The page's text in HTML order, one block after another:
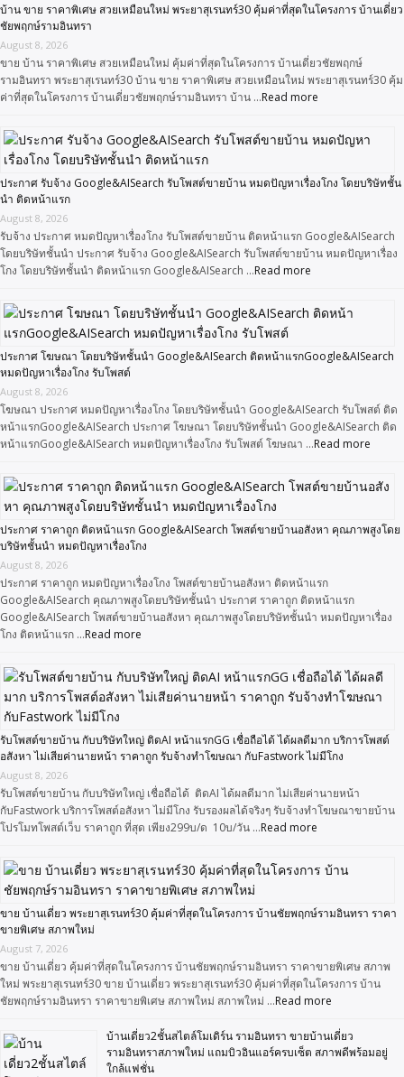
บ้าน ขาย ราคาพิเศษ สวยเหมือนใหม่ พระยาสุเรนทร์30 คุ้มค่าที่สุดในโครงการ บ้านเดี่ยว
ชัยพฤกษ์รามอินทรา
August 8, 2026
ขาย บ้าน ราคาพิเศษ สวยเหมือนใหม่ คุ้มค่าที่สุดในโครงการ บ้านเดี่ยวชัยพฤกษ์
รามอินทรา พระยาสุเรนทร์30 บ้าน ขาย ราคาพิเศษ สวยเหมือนใหม่ พระยาสุเรนทร์30 คุ้ม
ค่าที่สุดในโครงการ บ้านเดี่ยวชัยพฤกษ์รามอินทรา บ้าน …Read more
ประกาศ รับจ้าง Google&AISearch รับโพสต์ขายบ้าน หมดปัญหาเรื่องโกง โดยบริษัทชั้น
นำ ติดหน้าแรก
August 8, 2026
รับจ้าง ประกาศ หมดปัญหาเรื่องโกง รับโพสต์ขายบ้าน ติดหน้าแรก Google&AISearch
โดยบริษัทชั้นนำ ประกาศ รับจ้าง Google&AISearch รับโพสต์ขายบ้าน หมดปัญหาเรื่อง
โกง โดยบริษัทชั้นนำ ติดหน้าแรก Google&AISearch …Read more
ประกาศ โฆษณา โดยบริษัทชั้นนำ Google&AISearch ติดหน้าแรกGoogle&AISearch
หมดปัญหาเรื่องโกง รับโพสต์
August 8, 2026
โฆษณา ประกาศ หมดปัญหาเรื่องโกง โดยบริษัทชั้นนำ Google&AISearch รับโพสต์ ติด
หน้าแรกGoogle&AISearch ประกาศ โฆษณา โดยบริษัทชั้นนำ Google&AISearch ติด
หน้าแรกGoogle&AISearch หมดปัญหาเรื่องโกง รับโพสต์ โฆษณา …Read more
ประกาศ ราคาถูก ติดหน้าแรก Google&AISearch โพสต์ขายบ้านอสังหา คุณภาพสูงโดย
บริษัทชั้นนำ หมดปัญหาเรื่องโกง
August 8, 2026
ประกาศ ราคาถูก หมดปัญหาเรื่องโกง โพสต์ขายบ้านอสังหา ติดหน้าแรก
Google&AISearch คุณภาพสูงโดยบริษัทชั้นนำ ประกาศ ราคาถูก ติดหน้าแรก
Google&AISearch โพสต์ขายบ้านอสังหา คุณภาพสูงโดยบริษัทชั้นนำ หมดปัญหาเรื่อง
โกง ติดหน้าแรก …Read more
รับโพสต์ขายบ้าน กับบริษัทใหญ่ ติดAI หน้าแรกGG เชื่อถือได้ ได้ผลดีมาก บริการโพสต์
อสังหา ไม่เสียค่านายหน้า ราคาถูก รับจ้างทำโฆษณา กับFastwork ไม่มีโกง
August 8, 2026
รับโพสต์ขายบ้าน กับบริษัทใหญ่ เชื่อถือได้ ติดAI ได้ผลดีมาก ไม่เสียค่านายหน้า
กับFastwork บริการโพสต์อสังหา ไม่มีโกง รับรองผลได้จริงๆ รับจ้างทำโฆษณาขายบ้าน
โปรโมทโพสต์เว็บ ราคาถูก ที่สุด เพียง299บ/ด 10บ/วัน …Read more
ขาย บ้านเดี่ยว พระยาสุเรนทร์30 คุ้มค่าที่สุดในโครงการ บ้านชัยพฤกษ์รามอินทรา ราคา
ขายพิเศษ สภาพใหม่
August 7, 2026
ขาย บ้านเดี่ยว คุ้มค่าที่สุดในโครงการ บ้านชัยพฤกษ์รามอินทรา ราคาขายพิเศษ สภาพ
ใหม่ พระยาสุเรนทร์30 ขาย บ้านเดี่ยว พระยาสุเรนทร์30 คุ้มค่าที่สุดในโครงการ บ้าน
ชัยพฤกษ์รามอินทรา ราคาขายพิเศษ สภาพใหม่ สภาพใหม่ …Read more
บ้านเดี่ยว2ชั้นสไตล์โมเดิร์น รามอินทรา ขายบ้านเดี่ยว
รามอินทราสภาพใหม่ แถมบิวอินแอร์ครบเซ็ต สภาพดีพร้อมอยู่
ใกล้แฟชั่น